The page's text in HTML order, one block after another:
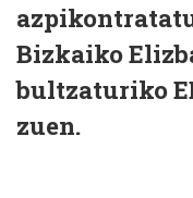
Bizkaiko
bultzaturiko
zuen.